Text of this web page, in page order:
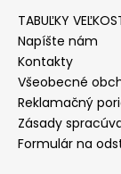
j
e
t
e
n
á
j
TABUĽKY
Napíšte nám
Kontakty
Všeobecné
Reklamačný
Zásady
Formulár na